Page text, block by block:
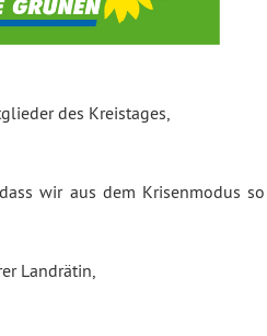
des Kreistages,
wir aus dem Krisenmodus so
Landrätin,